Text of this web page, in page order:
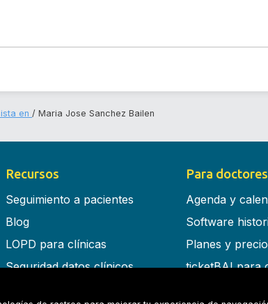
en Maria Jose Sanchez Bailen
Recursos
Seguimiento a pacientes
Blog
LOPD para clínicas
Seguridad datos clínicos
Para doctores
Agenda y
Software
Planes y
ticketBAI para